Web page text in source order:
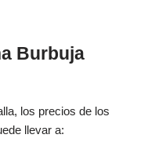
Burbuja
los precios de los
llevar a: